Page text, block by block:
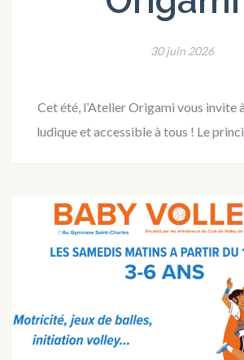
30 juin 2026
Cet été, l’Atelier Origami vous invite
ludique et accessible à tous ! Le